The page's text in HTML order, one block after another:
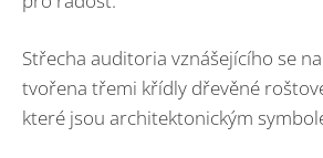
Střecha auditoria vznášejícího se
tvořena třemi křídly dřevěné
které jsou architektonickým